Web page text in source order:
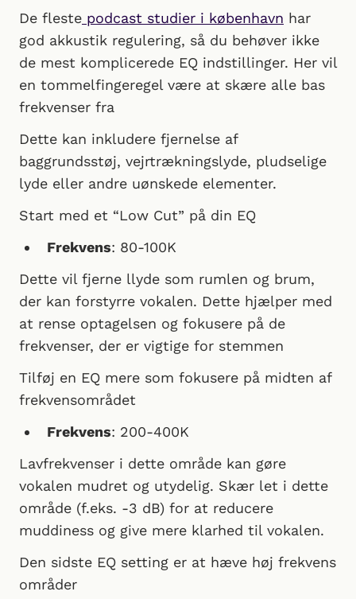
De fleste podcast studier i københavn har
god akkustik regulering, så du behøver ikke
de mest komplicerede EQ indstillinger. Her vil
en tommelfingeregel være at skære alle bas
frekvenser fra
Dette kan inkludere fjernelse af
baggrundsstøj, vejrtrækningslyde, pludselige
lyde eller andre uønskede elementer.
Start med et “Low Cut” på din EQ
Frekvens: 80-100K
Dette vil fjerne llyde som rumlen og brum,
der kan forstyrre vokalen. Dette hjælper med
at rense optagelsen og fokusere på de
frekvenser, der er vigtige for stemmen
Tilføj en EQ mere som fokusere på midten af
frekvensområdet
Frekvens: 200-400K
Lavfrekvenser i dette område kan gøre
vokalen mudret og utydelig. Skær let i dette
område (f.eks. -3 dB) for at reducere
muddiness og give mere klarhed til vokalen.
Den sidste EQ setting er at hæve høj frekvens
områder